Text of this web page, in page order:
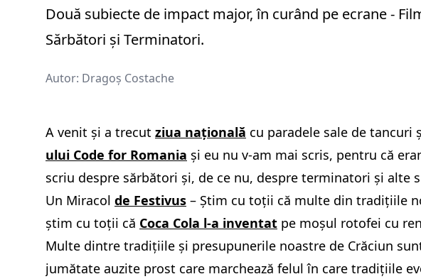
Două subiecte de impact major, în curând pe ecrane -
Sărbători și Terminatori.
Autor: Dragoș Costache
A venit și a trecut ziua națională cu paradele sale de tancuri
ului Code for Romania și eu nu v-am mai scris, pentru că
scriu despre sărbători și, de ce nu, despre terminatori și alte
Un Miracol de Festivus – Știm cu toții că multe din tradițiile
știm cu toții că Coca Cola l-a inventat pe moșul rotofei cu
Multe dintre tradițiile și presupunerile noastre de Crăciun
jumătate auzite prost care marchează felul în care tradițiile